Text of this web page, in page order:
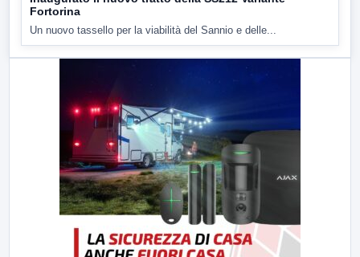
Fortorina
Un nuovo tassello per la viabilità del Sannio e delle...